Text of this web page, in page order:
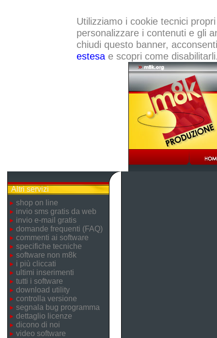
Utilizziamo i cookie tecnici
personalizzare i contenuti e gli
chiudi questo banner,
estesae scopri come
Altri servizi
shop on line
invio sms gratis da web
invio e-mail gratis
domande frequenti (FAQ)
commenti ai software
specifiche tecniche
software non m8k
i più cliccati
ultimi inserimenti
tutti i software
download utility
controlla versione
segnala bug programma
dettaglio licenze
dicono di noi
video software